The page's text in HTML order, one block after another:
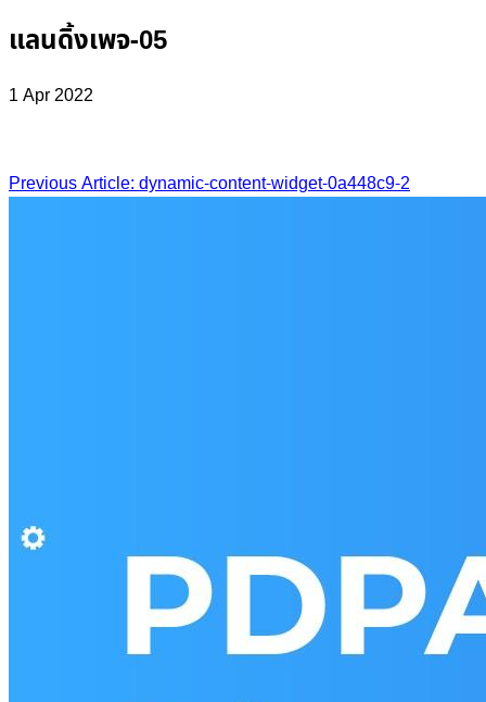
แลนดิ้งเพจ-05
1 Apr 2022
Post
Previous Article: dynamic-content-widget-0a448c9-2